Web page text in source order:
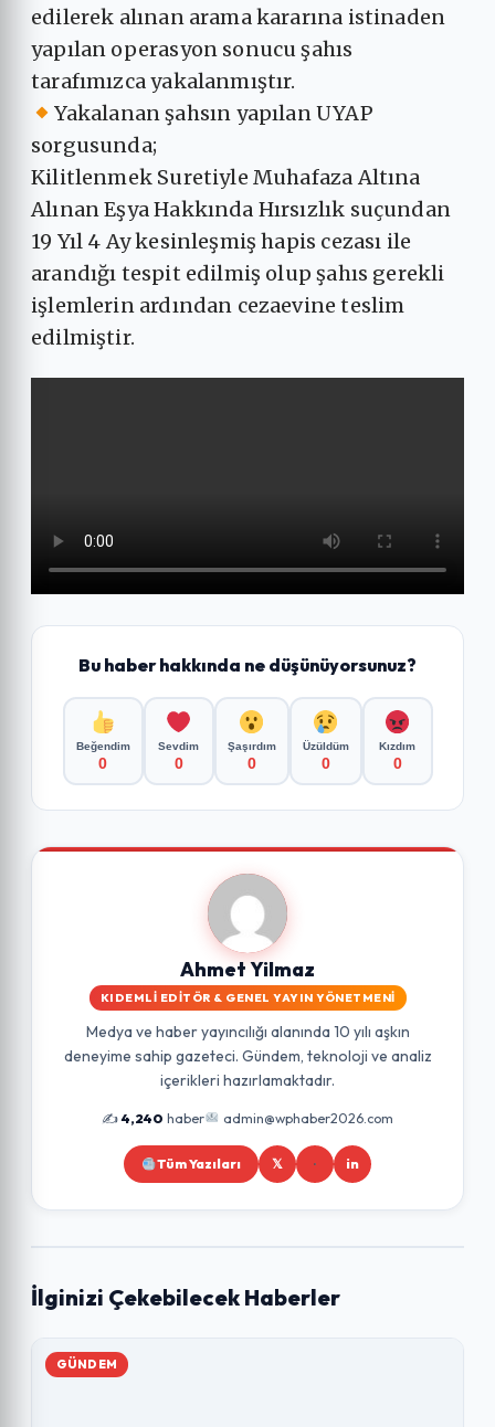
edilerek alınan arama kararına istinaden
yapılan operasyon sonucu şahıs
tarafımızca yakalanmıştır.
Yakalanan şahsın yapılan UYAP
sorgusunda;
Kilitlenmek Suretiyle Muhafaza Altına
Alınan Eşya Hakkında Hırsızlık suçundan
19 Yıl 4 Ay kesinleşmiş hapis cezası ile
arandığı tespit edilmiş olup şahıs gerekli
işlemlerin ardından cezaevine teslim
edilmiştir.
Bu haber hakkında ne düşünüyorsunuz?
Beğendim
0
Sevdim
0
Şaşırdım
0
Üzüldüm
0
Kızdım
0
Ahmet Yilmaz
KIDEMLI EDITÖR & GENEL YAYIN YÖNETMENI
Medya ve haber yayıncılığı alanında 10 yılı aşkın
deneyime sahip gazeteci. Gündem, teknoloji ve analiz
içerikleri hazırlamaktadır.
✍️4,240 haber admin@wphaber2026.com
Tüm Yazıları 𝕏 in
İlginizi Çekebilecek Haberler
GÜNDEM